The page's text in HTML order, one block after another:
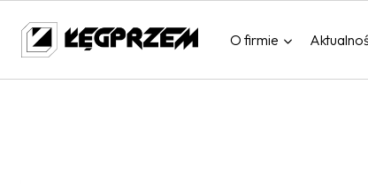
treści
O firmie